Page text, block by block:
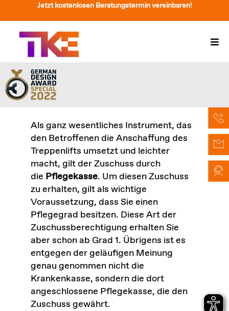
Inhalt
springen
Jetzt kostenlosen Beratungstermin vereinbaren!
Treppenlift
Preise
Service
Treppenliftberatung
Über Uns & Kontakt
Suche
nach:
Als ganz wesentliches Instrument, das
den Betroffenen die Anschaffung des
Treppenlifts umsetzt und leichter
macht, gilt der Zuschuss durch
die Pflegekasse. Um diesen Zuschuss
zu erhalten, gilt als wichtige
Voraussetzung, dass Sie einen
Pflegegrad besitzen. Diese Art der
Zuschussberechtigung erhalten Sie
aber schon ab Grad 1. Übrigens ist es
entgegen der geläufigen Meinung
genau genommen nicht die
Krankenkasse, sondern die dort
angeschlossene Pflegekasse, die den
Zuschuss gewährt.